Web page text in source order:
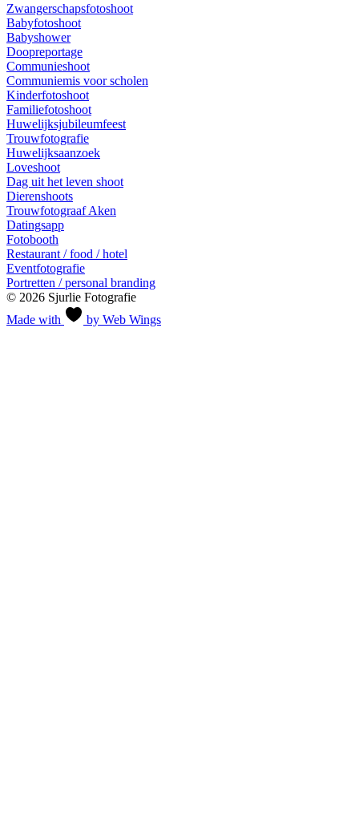
Zwangerschapsfotoshoot
Babyfotoshoot
Babyshower
Doopreportage
Communieshoot
Communiemis voor scholen
Kinderfotoshoot
Familiefotoshoot
Huwelijksjubileumfeest
Trouwfotografie
Huwelijksaanzoek
Loveshoot
Dag uit het leven shoot
Dierenshoots
Trouwfotograaf Aken
Datingsapp
Fotobooth
Restaurant / food / hotel
Eventfotografie
Portretten / personal branding
© 2026 Sjurlie Fotografie
Made with
by Web Wings